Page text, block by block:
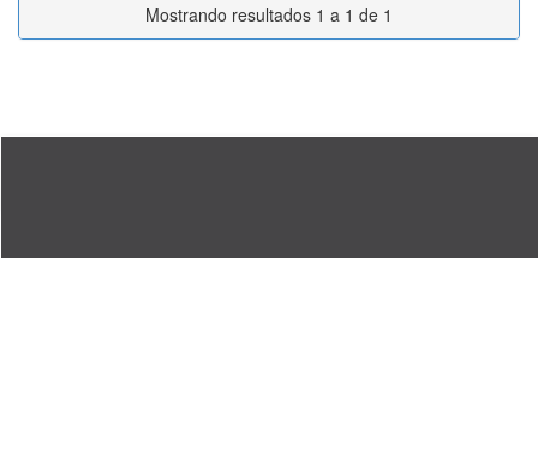
Mostrando resultados 1 a 1 de 1